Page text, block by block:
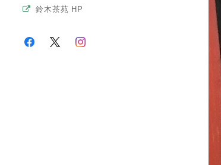
鈴木茶苑 HP